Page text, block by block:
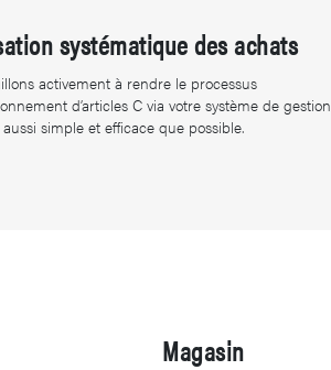
systématique des achats
activement à rendre le processus
d’articles C via votre système de gestion
simple et efficace que possible.
Magasin